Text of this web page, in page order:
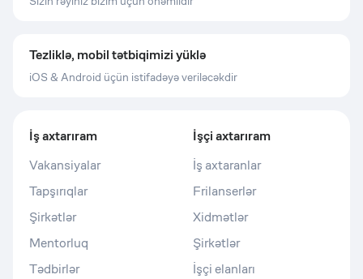
Tezliklə, mobil tətbiqimizi yüklə
iOS & Android üçün istifadəyə veriləcəkdir
İş axtarıram
Vakansiyalar
Tapşırıqlar
Şirkətlər
Mentorluq
Tədbirlər
İşçi axtarıram
İş axtaranlar
Frilanserlər
Xidmətlər
Şirkətlər
İşçi elanları